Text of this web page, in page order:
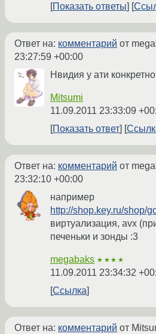
Показать ответы
Ответ на: комментарий от
23:27:59 +00:00
Нвидия у ати
Mitsumi
11.09.2011 23:33:09
Показать ответ
Ответ на: комментарий от
23:32:10 +00:00
например
http://shop.key.ru/shop/
виртуализация, avx
печеньки и зонды :3
megabaks ★★★★
11.09.2011 23:34:32
Ссылка
Ответ на: комментарий от